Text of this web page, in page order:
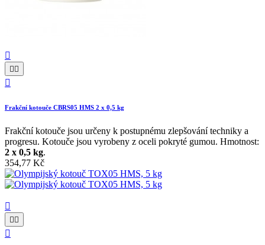

 

Frakční kotouče CBRS05 HMS 2 x 0,5 kg
Frakční kotouče jsou určeny k postupnému zlepšování techniky a
progresu. Kotouče jsou vyrobeny z oceli pokryté gumou. Hmotnost:
2 x 0,5 kg.
354,77 Kč

 
